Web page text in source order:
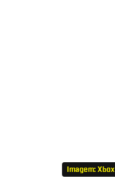
Imagem: Xbox